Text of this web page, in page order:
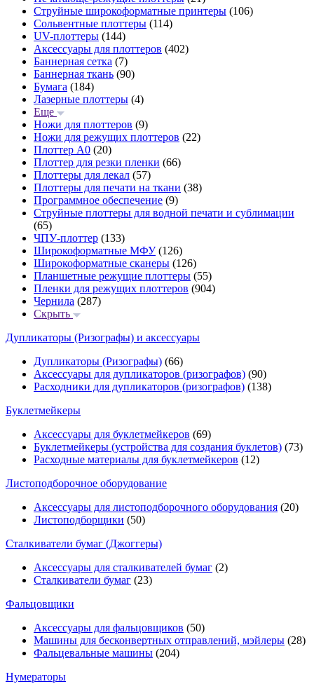
Струйные широкоформатные принтеры (106)
Сольвентные плоттеры (114)
UV-плоттеры (144)
Аксессуары для плоттеров (402)
Баннерная сетка (7)
Баннерная ткань (90)
Бумага (184)
Лазерные плоттеры (4)
Еще
Ножи для плоттеров (9)
Ножи для режущих плоттеров (22)
Плоттер А0 (20)
Плоттер для резки пленки (66)
Плоттеры для лекал (57)
Плоттеры для печати на ткани (38)
Программное обеспечение (9)
Струйные плоттеры для водной печати и сублимации
(65)
ЧПУ-плоттер (133)
Широкоформатные МФУ(126)
Широкоформатные сканеры (126)
Планшетные режущие плоттеры (55)
Пленки для режущих плоттеров (904)
Чернила (287)
Скрыть
Дупликаторы (Ризографы) и аксессуары
Дупликаторы (Ризографы) (66)
Аксессуары для дупликаторов (ризографов) (90)
Расходники для дупликаторов (ризографов) (138)
Буклетмейкеры
Аксессуары для буклетмейкеров (69)
Буклетмейкеры (устройства для создания буклетов) (73)
Расходные материалы для буклетмейкеров (12)
Листоподборочное оборудование
Аксессуары для листоподборочного оборудования (20)
Листоподборщики (50)
Сталкиватели бумаг (Джоггеры)
Аксессуары для сталкивателей бумаг (2)
Сталкиватели бумаг (23)
Фальцовщики
Аксессуары для фальцовщиков (50)
Машины для бесконвертных отправлений, мэйлеры (28)
Фальцевальные машины (204)
Нумераторы